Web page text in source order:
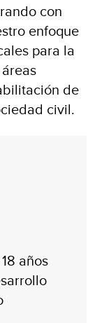
con
enfoque
para la
de
civil.
años